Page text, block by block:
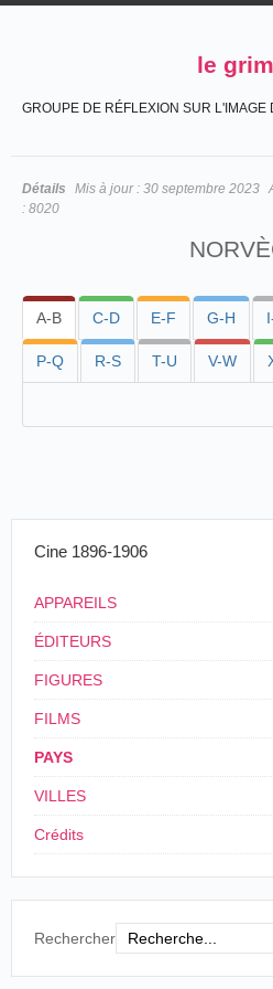
le
GROUPE DE RÉFLEXION SUR
Détails Mis à jour : 30 septembre 2023
: 8020
A-B C-D E-F G-H
P-Q R-S T-U V-W
Cine 1896-1906
APPAREILS
ÉDITEURS
FIGURES
FILMS
PAYS
VILLES
Crédits
Rechercher